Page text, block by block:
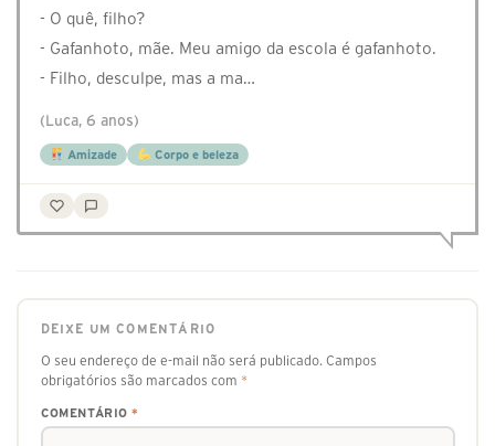
- O quê, filho?
- Gafanhoto, mãe. Meu amigo da escola é gafanhoto.
- Filho, desculpe, mas a ma…
(Luca, 6 anos)
Amizade Corpo e beleza
DEIXE UM COMENTÁRIO
O seu endereço de e-mail não será publicado. Campos
obrigatórios são marcados com *
COMENTÁRIO *